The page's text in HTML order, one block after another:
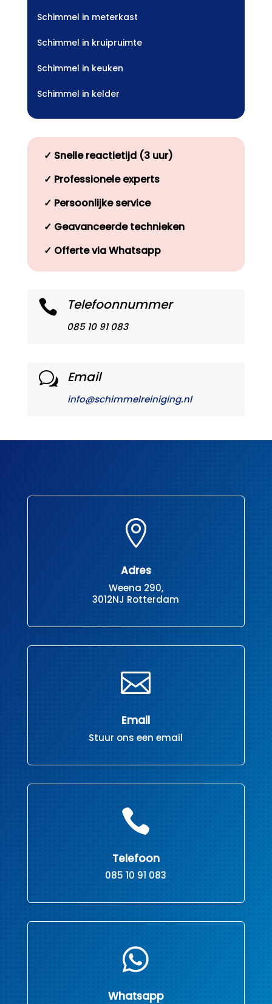
Schimmel in meterkast
Schimmel in kruipruimte
Schimmel in keuken
Schimmel in kelder
✓ Snelle reactietijd (3 uur)
✓ Professionele experts
✓ Persoonlijke service
✓ Geavanceerde technieken
✓ Offerte via Whatsapp
 Telefoonnummer
085 10 91 083
w Email
info@schimmelreiniging.nl

Adres
Weena 290,
3012NJ Rotterdam

Email
Stuur ons een email

Telefoon
085 10 91 083

Whatsapp